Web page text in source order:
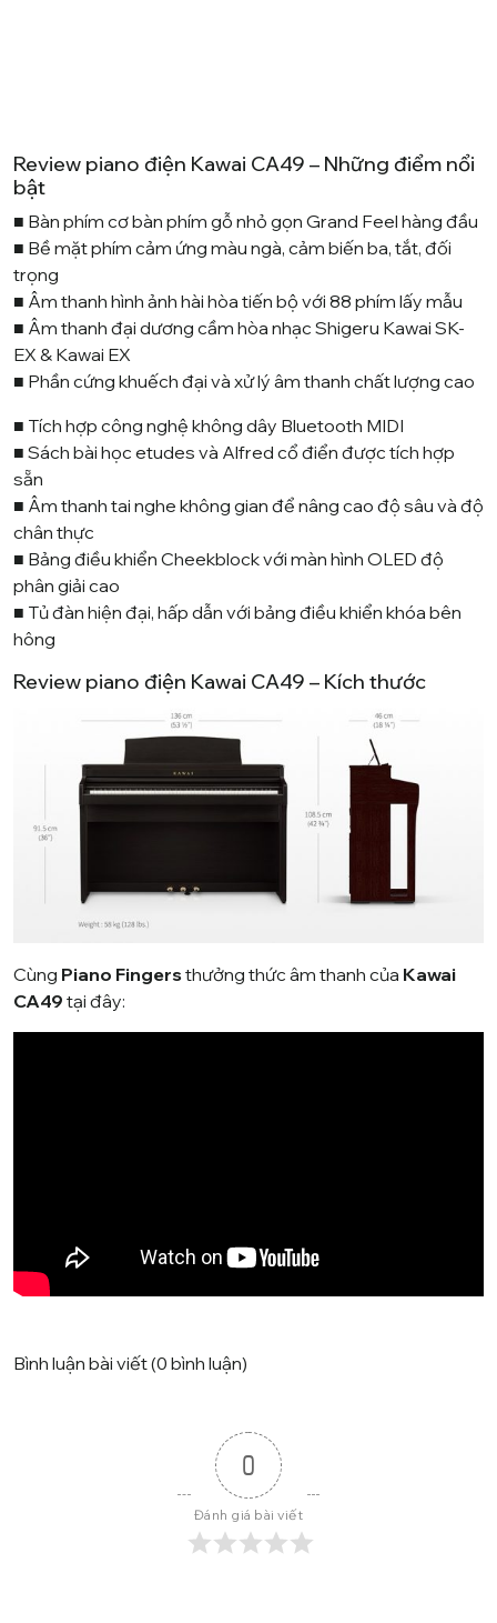
Review piano điện Kawai CA49 – Những điểm nổi
bật
■ Bàn phím cơ bàn phím gỗ nhỏ gọn Grand Feel hàng đầu
■ Bề mặt phím cảm ứng màu ngà, cảm biến ba, tắt, đối
trọng
■ Âm thanh hình ảnh hài hòa tiến bộ với 88 phím lấy mẫu
■ Âm thanh đại dương cầm hòa nhạc Shigeru Kawai SK-
EX & Kawai EX
■ Phần cứng khuếch đại và xử lý âm thanh chất lượng cao
■ Tích hợp công nghệ không dây Bluetooth MIDI
■ Sách bài học etudes và Alfred cổ điển được tích hợp
sẵn
■ Âm thanh tai nghe không gian để nâng cao độ sâu và độ
chân thực
■ Bảng điều khiển Cheekblock với màn hình OLED độ
phân giải cao
■ Tủ đàn hiện đại, hấp dẫn với bảng điều khiển khóa bên
hông
Review piano điện Kawai CA49 – Kích thước
Cùng Piano Fingersthưởng thức âm thanh của Kawai
CA49 tại đây:
Bình luận bài viết (0 bình luận)
0
Đánh giá bài viết